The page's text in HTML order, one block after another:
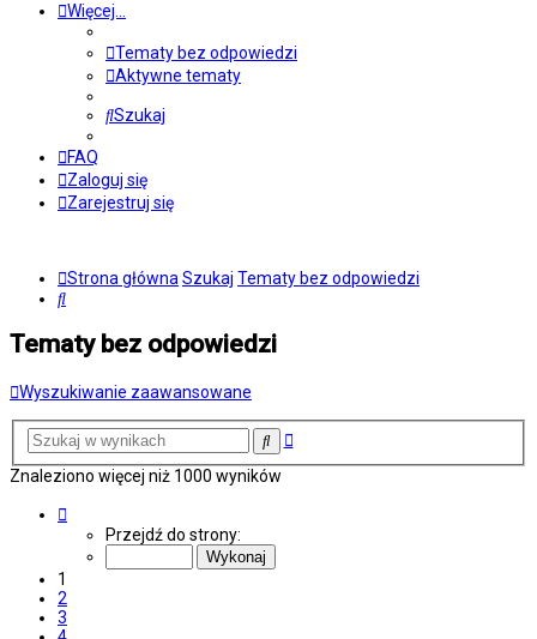
Więcej…
Tematy bez odpowiedzi
Aktywne tematy
Szukaj
FAQ
Zaloguj się
Zarejestruj się
Strona główna Szukaj Tematy bez odpowiedzi
Szukaj
Tematy bez odpowiedzi
Wyszukiwanie zaawansowane
SzukajWyszukiwanie
Znaleziono więcej niż 1000 wyników
Przejdź do strony:
1
2
3